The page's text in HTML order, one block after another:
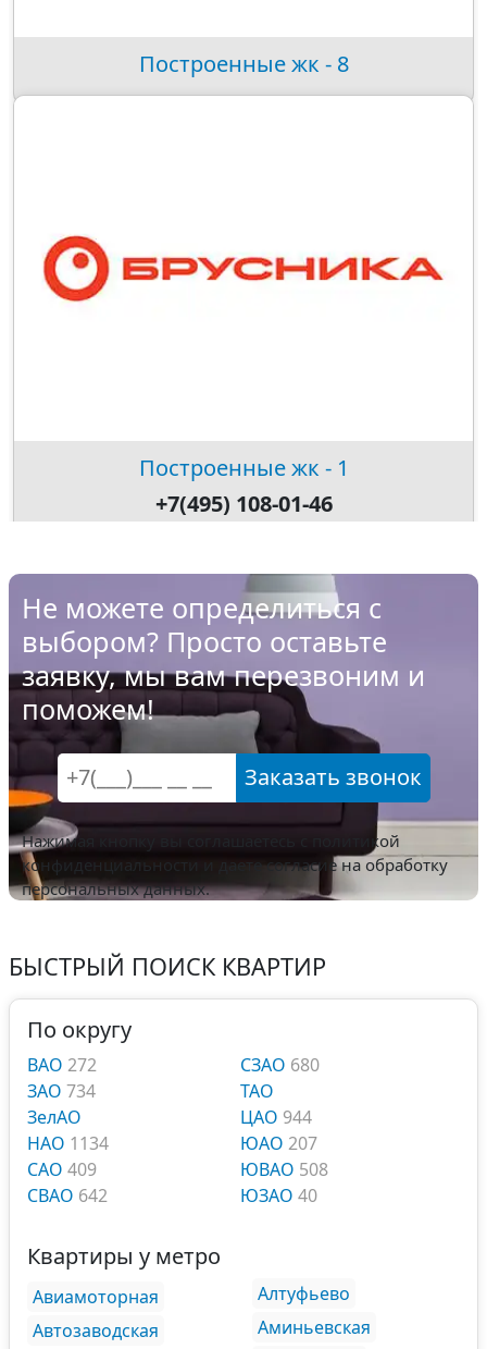
Построенные жк - 8
Построенные жк - 1
+7(495) 108-01-46
Не можете определиться с
выбором? Просто оставьте
заявку, мы вам перезвоним и
поможем!
Заказать звонок
Нажимая кнопку вы соглашаетесь с
политикой
конфиденциальности и даете согласие на обработку
персональных данных.
БЫСТРЫЙ ПОИСК КВАРТИР
По округу
ВАО 272
ЗАО 734
ЗелАО
НАО 1134
САО 409
СВАО 642
СЗАО 680
ТАО
ЦАО 944
ЮАО 207
ЮВАО 508
ЮЗАО 40
Квартиры у метро
Авиамоторная
Автозаводская
Алтуфьево
Аминьевская